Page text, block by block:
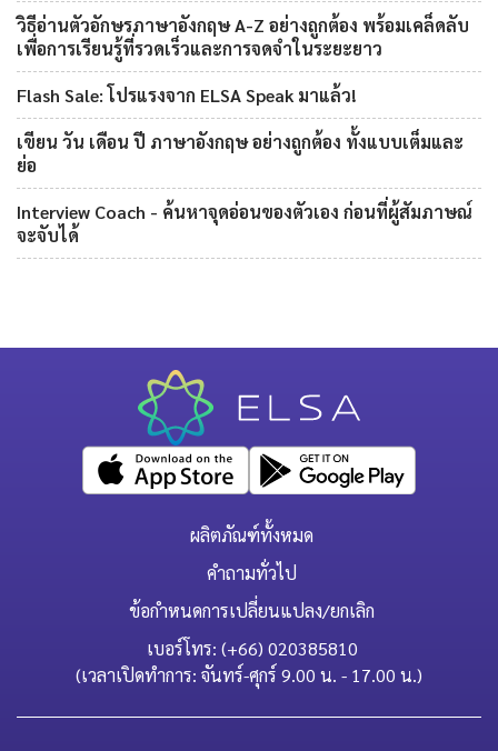
วิธีอ่านตัวอักษรภาษาอังกฤษ A-Z อย่างถูกต้อง พร้อมเคล็ดลับ
เพื่อการเรียนรู้ที่รวดเร็วและการจดจำในระยะยาว
Flash Sale: โปรแรงจาก ELSA Speak มาแล้ว!
เขียน วัน เดือน ปี ภาษาอังกฤษ อย่างถูกต้อง ทั้งแบบเต็มและ
ย่อ
Interview Coach - ค้นหาจุดอ่อนของตัวเอง ก่อนที่ผู้สัมภาษณ์
จะจับได้
ผลิตภัณฑ์ทั้งหมด
คำถามทั่วไป
ข้อกำหนดการเปลี่ยนแปลง/ยกเลิก
เบอร์โทร: (+66) 020385810
(เวลาเปิดทำการ: จันทร์-ศุกร์ 9.00 น. - 17.00 น.)